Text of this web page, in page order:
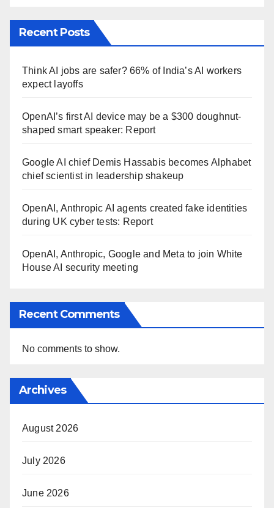
Recent Posts
Think AI jobs are safer? 66% of India’s AI workers
expect layoffs
OpenAI’s first AI device may be a $300 doughnut-
shaped smart speaker: Report
Google AI chief Demis Hassabis becomes Alphabet
chief scientist in leadership shakeup
OpenAI, Anthropic AI agents created fake identities
during UK cyber tests: Report
OpenAI, Anthropic, Google and Meta to join White
House AI security meeting
Recent Comments
No comments to show.
Archives
August 2026
July 2026
June 2026